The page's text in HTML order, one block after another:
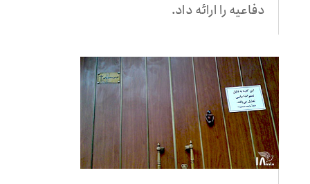
دفاعیه را ارائه داد.